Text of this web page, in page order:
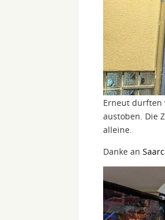
Erneut durften
austoben. Die
alleine.
Danke an